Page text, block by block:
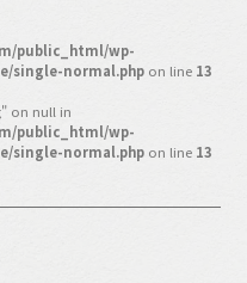
public_html/wp-
single-normal.php on line 13
on null in
public_html/wp-
single-normal.php on line 13